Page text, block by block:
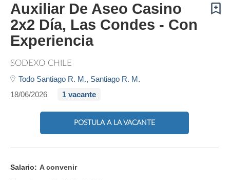
Auxiliar De Aseo Casino
2x2 Día, Las Condes - Con
Experiencia
SODEXO CHILE
Todo Santiago R. M., Santiago R. M.
18/06/2026
1 vacante
POSTULA A LA VACANTE
Salario: A convenir